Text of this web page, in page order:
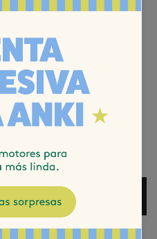
de Nioxin 2 ayuda a
y con más cuerpo,
carrito